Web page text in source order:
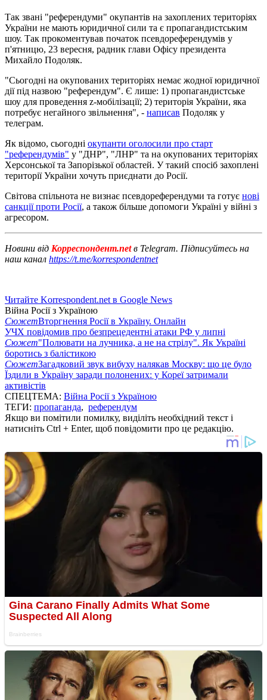
Так звані "референдуми" окупантів на захоплених територіях
України не мають юридичної сили та є пропагандистським
шоу. Так прокоментував початок псевдореферендумів у
п'ятницю, 23 вересня, радник глави Офісу президента
Михайло Подоляк.
"Сьогодні на окупованих територіях немає жодної юридичної
дії під назвою "референдум". Є лише: 1) пропагандистське
шоу для проведення z-мобілізації; 2) територія України, яка
потребує негайного звільнення", - написав Подоляк у
телеграм.
Як відомо, сьогодні окупанти оголосили про старт
"референдумів" у "ДНР", "ЛНР" та на окупованих територіях
Херсонської та Запорізької областей. У такий спосіб захоплені
території України хочуть приєднати до Росії.
Світова спільнота не визнає псевдореферендуми та готує нові
санкції проти Росії, а також більше допомоги Україні у війні з
агресором.
Новини від Корреспондент.netв Telegram. Підписуйтесь на
наш канал https://t.me/korrespondentnet
Читайте Korrespondent.net в Google News
Війна Росії з Україною
СюжетВторгнення Росії в Україну. Онлайн
УЧХ повідомив про безпрецедентні атаки РФ у липні
Сюжет"Полювати на лучника, а не на стрілу". Як Україні
боротись з балістикою
СюжетЗагадковий звук вибуху налякав Москву: що це було
Їздили в Україну заради полонених: у Кореї затримали
активістів
СПЕЦТЕМА: Війна Росії з Україною
ТЕГИ: пропаганда, референдум
Якщо ви помітили помилку, виділіть необхідний текст і
натисніть Ctrl + Enter, щоб повідомити про це редакцію.